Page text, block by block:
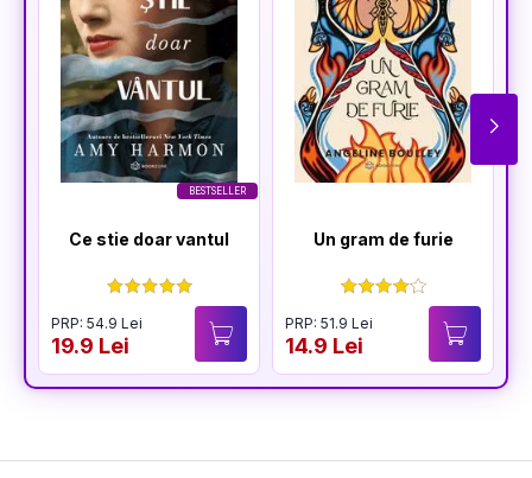
BESTSELLER
Ce stie doar vantul
PRP: 54.9 Lei
19.9 Lei
Un gram de furie
PRP: 51.9 Lei
14.9 Lei